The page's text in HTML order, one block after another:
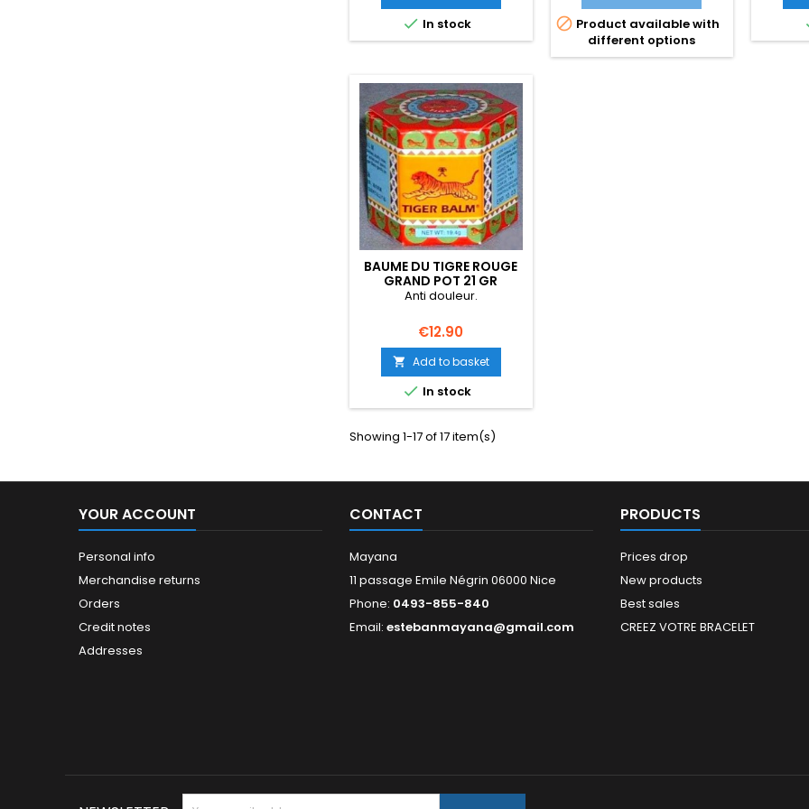
 In stock  Product available with
different options
BAUME DU TIGRE ROUGE
GRAND POT 21 GR
Anti douleur.
Price
€12.90
 Add to basket
 In stock
Showing 1-17 of 17 item(s)
YOUR ACCOUNT
Personal info
Merchandise returns
Orders
Credit notes
Addresses
CONTACT
Mayana
11 passage Emile Négrin 06000 Nice
Phone: 0493-855-840
Email: estebanmayana@gmail.com
PRODUCTS
Prices drop
New products
Best sales
CREEZ VOTRE BRACELET